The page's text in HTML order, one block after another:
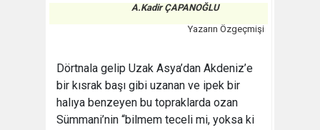
A.Kadir ÇAPANOĞLU
Yazarın Özgeçmişi
Dörtnala gelip Uzak Asya’dan Akdeniz’e
bir kısrak başı gibi uzanan ve ipek bir
halıya benzeyen bu topraklarda ozan
Sümmani’nin “bilmem teceli mi, yoksa ki